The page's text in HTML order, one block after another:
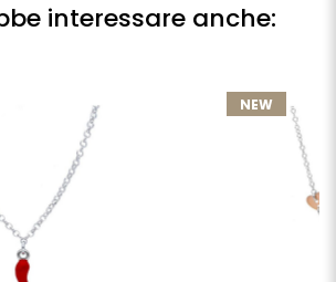
interessare anche:
NEW